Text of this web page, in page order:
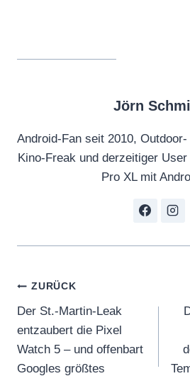
Jörn
Android-Fan seit 2010,
Kino-Freak und derzeitiger
Pro XL mit
Beitragsnavigation
ZURÜCK
Der St.-Martin-Leak
entzaubert die Pixel
Watch 5 – und offenbart
Googles größtes